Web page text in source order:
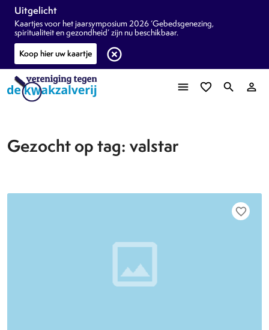
Uitgelicht
Kaartjes voor het jaarsymposium 2026 ‘Gebedsgenezing,
spiritualiteit en gezondheid’ zijn nu beschikbaar.
Koop hier uw kaartje
highlight_off
menu favorite_border search person_outline
Gezocht op tag: valstar
favorite_border